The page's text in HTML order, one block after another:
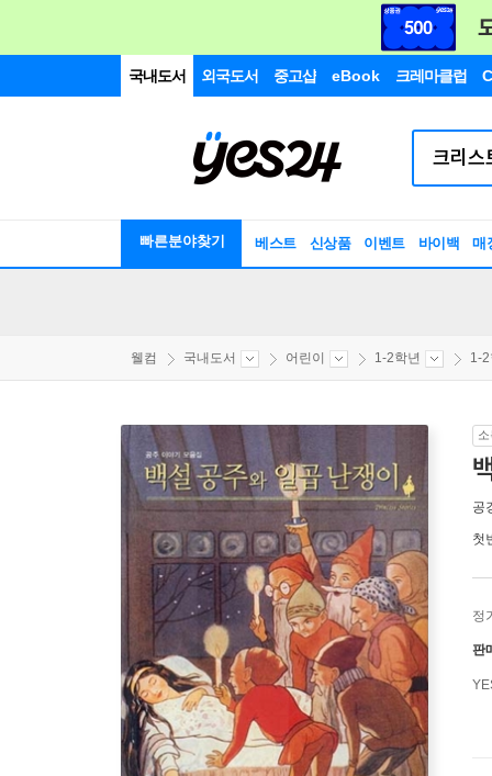
국내도서 외국도서 중고샵 eBook 크레마클럽
빠른분야찾기 베스트 신상품 이벤트 바이백 매
웰컴 국내도서 어린이 1-2학년 1-
공
첫
정
판